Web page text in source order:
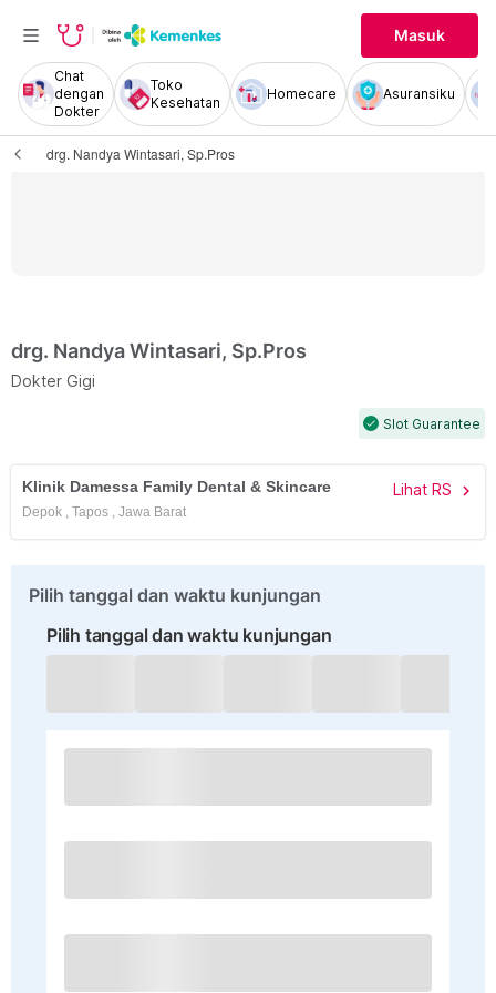
Masuk
Chat
dengan
Dokter
Toko
Kesehatan
Homecare Asuransiku
drg. Nandya Wintasari, Sp.Pros
drg. Nandya Wintasari, Sp.Pros
Dokter Gigi
check Slot Guarantee
Klinik Damessa Family Dental & Skincare Lihat RS chevron_right
Depok , Tapos , Jawa Barat
Pilih tanggal dan waktu kunjungan
Pilih tanggal dan waktu kunjungan